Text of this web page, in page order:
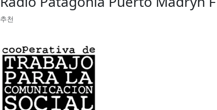
추천